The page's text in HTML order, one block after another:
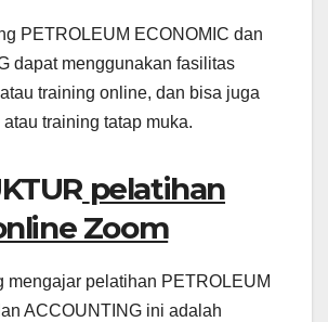
PETROLEUM ECONOMIC dan
dapat menggunakan fasilitas
training online, dan bisa juga
training tatap muka.
pelatihan
Zoom
mengajar pelatihan PETROLEUM
ACCOUNTING ini adalah